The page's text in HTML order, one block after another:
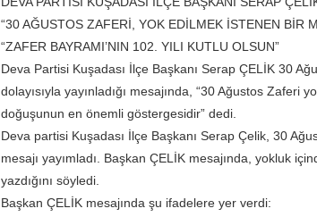
“30 AĞUSTOS ZAFERİ, YOK EDİLMEK İSTENEN BİR
“ZAFER BAYRAMI’NIN 102. YILI KUTLU OLSUN”
Deva Partisi Kuşadası İlçe Başkanı Serap ÇELİK 30
dolayısıyla yayınladığı mesajında, “30 Ağustos Zaferi
doğuşunun en önemli göstergesidir” dedi.
Deva partisi Kuşadası İlçe Başkanı Serap Çelik, 30
mesajı yayımladı. Başkan ÇELİK mesajında, yokluk
yazdığını söyledi.
Başkan ÇELİK mesajında şu ifadelere yer verdi: